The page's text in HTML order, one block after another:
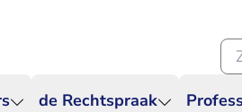
de Rechtspraak